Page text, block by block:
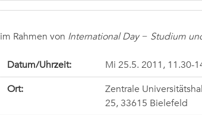
im Rahmen von International Day − Studium
Datum/Uhrzeit: Mi 25.5. 2011, 11.30-
Ort: Zentrale
25, 33615 Bielefeld